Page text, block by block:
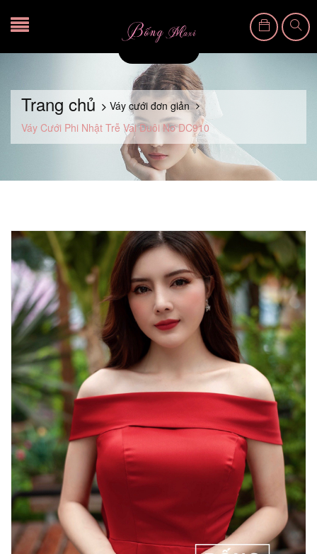
Trang chủ
Váy cưới đơn giản
Váy Cưới Phi Nhật Trễ Vai Đuôi Nơ DC910